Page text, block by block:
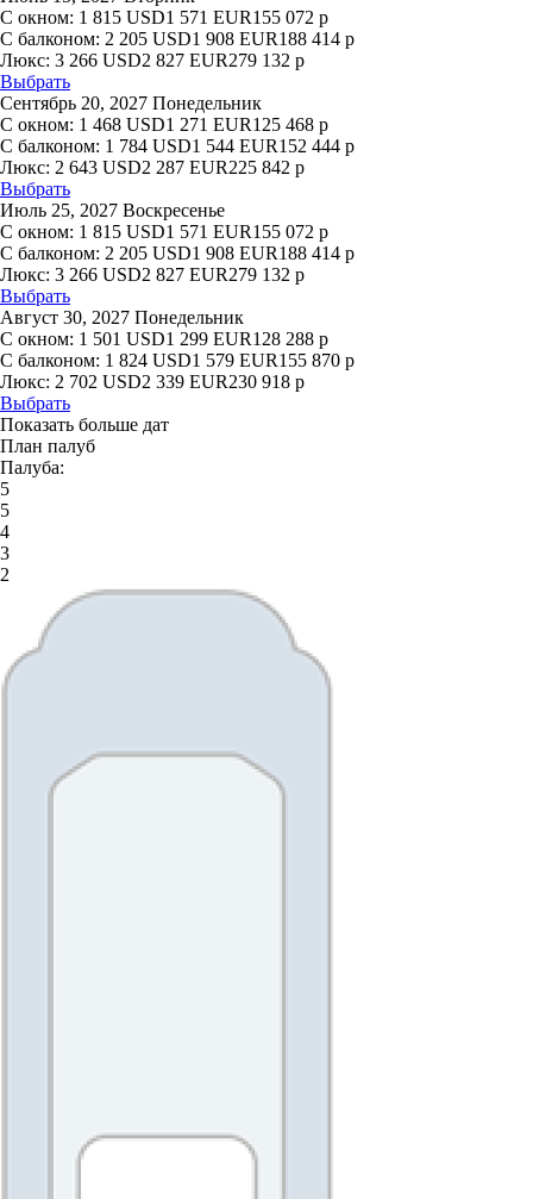
С окном: 1 815 USD1 571 EUR155 072 р
С балконом: 2 205 USD1 908 EUR188 414 р
Люкс: 3 266 USD2 827 EUR279 132 р
Выбрать
Сентябрь 20, 2027 Понедельник
С окном: 1 468 USD1 271 EUR125 468 р
С балконом: 1 784 USD1 544 EUR152 444 р
Люкс: 2 643 USD2 287 EUR225 842 р
Выбрать
Июль 25, 2027 Воскресенье
С окном: 1 815 USD1 571 EUR155 072 р
С балконом: 2 205 USD1 908 EUR188 414 р
Люкс: 3 266 USD2 827 EUR279 132 р
Выбрать
Август 30, 2027 Понедельник
С окном: 1 501 USD1 299 EUR128 288 р
С балконом: 1 824 USD1 579 EUR155 870 р
Люкс: 2 702 USD2 339 EUR230 918 р
Выбрать
Показать больше дат
План палуб
Палуба:
5
5
4
3
2